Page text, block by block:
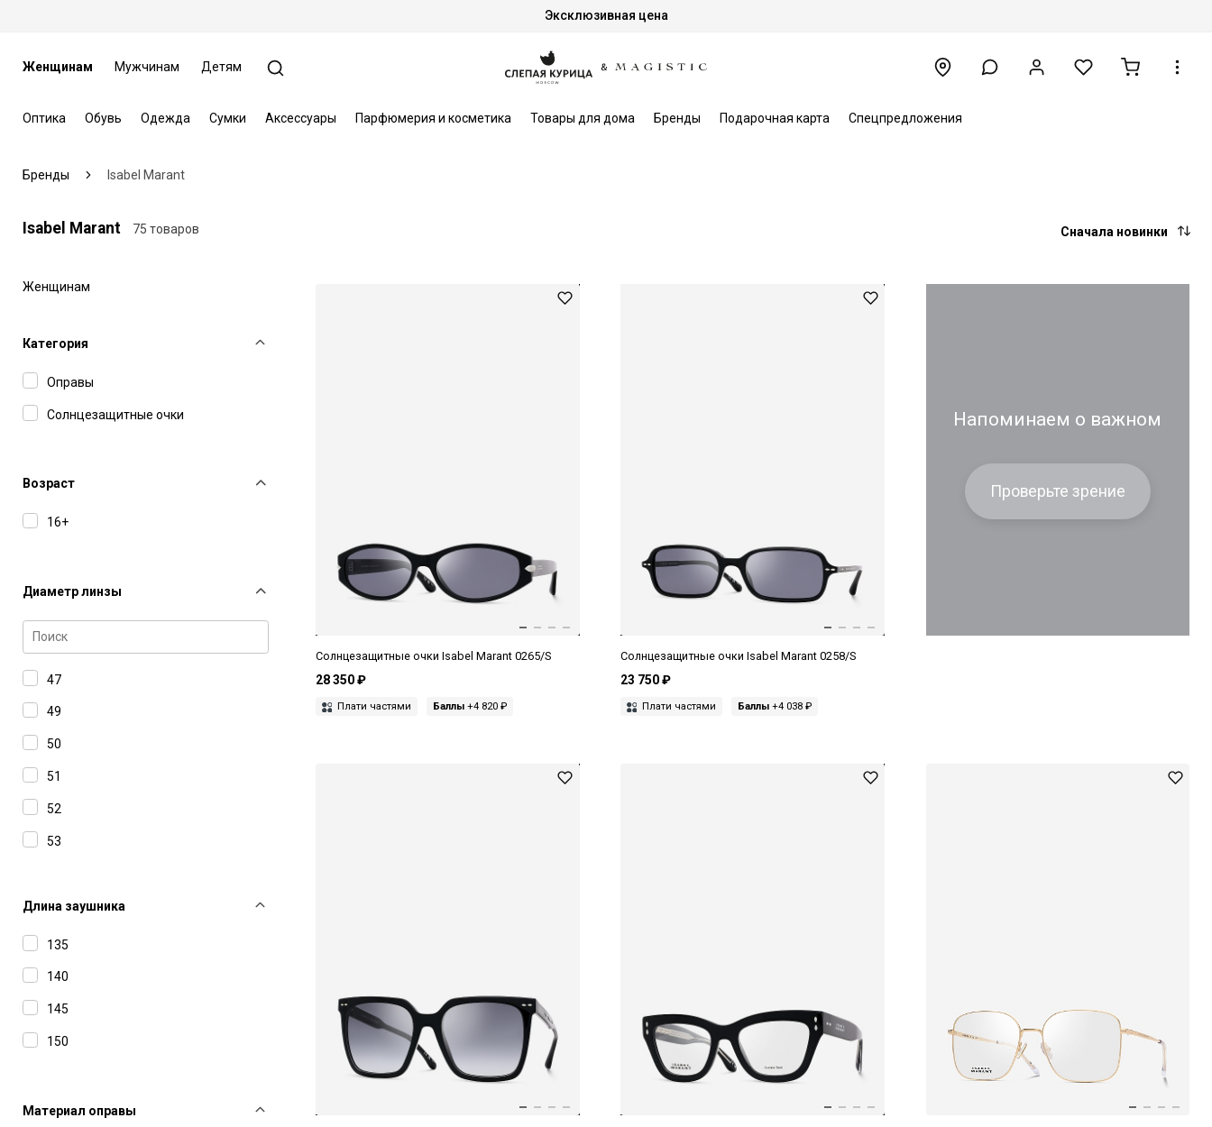
Эксклюзивная цена
Женщинам Мужчинам Детям
Оптика Обувь Одежда Сумки Аксессуары Парфюмерия и косметика Товары для дома Бренды Подарочная карта Спецпредложения
Бренды Isabel Marant
Isabel Marant 75 товаров Сначала новинки
Женщинам
Категория
Оправы
Солнцезащитные очки
Возраст
16+
Диаметр линзы
47
49
50
51
52
53
55
56
57
58
61
Длина заушника
135
140
145
150
Материал оправы
Солнцезащитные очки Isabel Marant 0265/S
28 350 ₽
Плати частями Баллы +4 820 ₽
Солнцезащитные очки Isabel Marant 0258/S
23 750 ₽
Плати частями Баллы +4 038 ₽
Напоминаем о важном
Проверьте зрение